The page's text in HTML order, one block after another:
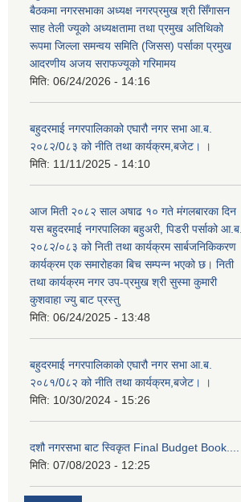
बैठकमा नगरसभाका अध्यक्ष नगरप्रमुख श्री सिँगासन
साह तेली ज्यूको अध्यक्षतामा तथा प्रमुख अतिथिको
रूपमा जिल्ला समन्वय समिति (जिसस) पर्साका प्रमुख
आदरणीय अजय सराफज्यूको गरिमामय
मिति: 06/24/2026 - 14:16
बहुदरमाई नगरपालिकाको एघारौ नगर सभा आ.ब.
२०८२/0८३ को नीति तथा कार्यक्रम,बजेट। ।
मिति: 11/11/2025 - 14:10
आज मिती २०८२ साल अषाढ १० गते मंगलबारका दिन
यस बहुदरमाई नगरपालिका बहुअरी, पिडरी पर्साको आ.ब.
२०८२/०८३ को निती तथा कार्यक्रम सार्बजनिकिकरण
कार्यक्रम एक समारोहका बिच सम्पन्न भएको छ। निती
तथा कार्यक्रम नगर उप-प्रमुख श्री सुस्मा कुमारी
कुशवाहा ज्यु बाट प्रस्तु
मिति: 06/24/2025 - 13:48
बहुदरमाई नगरपालिकाको एघारौ नगर सभा आ.ब.
२०८१/0८२ को नीति तथा कार्यक्रम,बजेट। ।
मिति: 10/30/2024 - 15:26
दशौ नगरसभा बाट स्विकृत Final Budget Book....
मिति: 07/08/2023 - 12:25